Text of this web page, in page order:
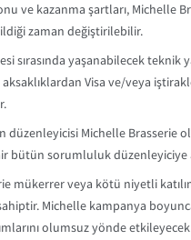
ve kazanma şartları, Michelle
zaman değiştirilebilir.
sırasında yaşanabilecek teknik
Visa ve/veya
düzenleyicisi Michelle Brasserie
bütün sorumluluk düzenleyiciye
mükerrer veya kötü niyetli
Michelle kampanya
olumsuz yönde